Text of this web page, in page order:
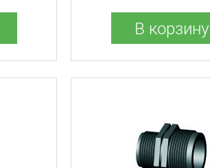
В корзину